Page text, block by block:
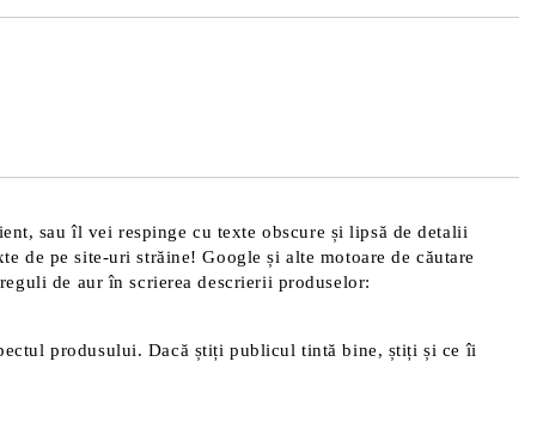
sau îl vei respinge cu texte obscure și lipsă de detalii
de pe site-uri străine! Google și alte motoare de căutare
de aur în scrierea descrierii produselor:
produsului. Dacă știți publicul tintă bine, știți și ce îi